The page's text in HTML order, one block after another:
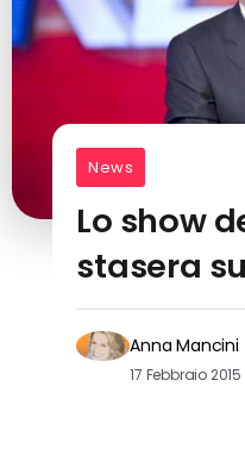
News
Lo show
stasera
Anna Mancini
17 Febbraio 2015